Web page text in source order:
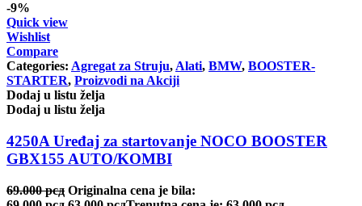
Sportske Opruge / Za Spustanje
Auta
Sportski Set MTS
Stardax Starter/Anlaser
-9%
Quick view
Wishlist
Compare
Categories: Agregat za Struju, Alati, BMW, BOOSTER-
STARTER, Proizvodi na Akciji
Dodaj u listu želja
Dodaj u listu želja
4250A Uređaj za startovanje NOCO BOOSTER
GBX155 AUTO/KOMBI
69.000рсд Originalna cena je bila: